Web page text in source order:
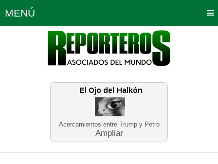
Acercamientos entre Trump y Petro
Ampliar
MENÚ
Política Opinión Bogotá
Planeta Tierra Deportes
Educación Neira